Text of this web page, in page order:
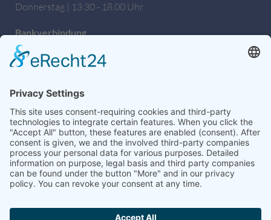
Donnerstag | 13.30 - 18.00 Uhr
Bankverbindung
Sparkasse Hochfranken
IBAN: DE27 7805 0000 0222 1672 56
Wir sind auch auf Facebook!